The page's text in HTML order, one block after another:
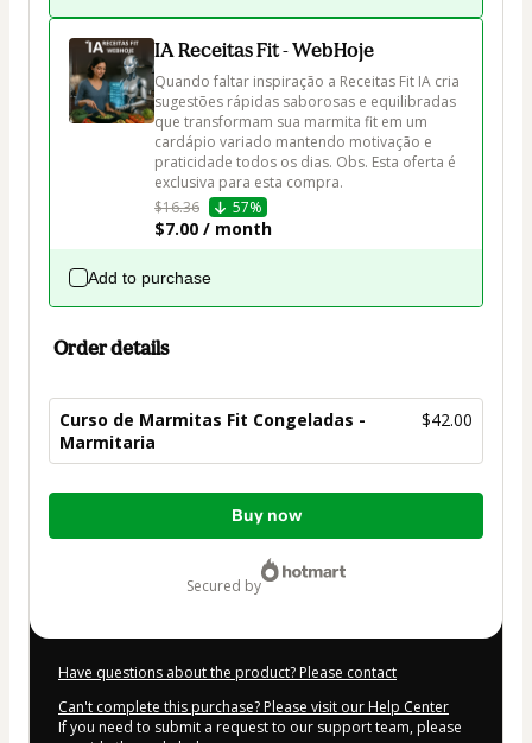
IA Receitas Fit - WebHoje
Quando faltar inspiração a Receitas Fit IA cria
sugestões rápidas saborosas e equilibradas
que transformam sua marmita fit em um
cardápio variado mantendo motivação e
praticidade todos os dias. Obs. Esta oferta é
exclusiva para esta compra.
$16.36
57%
$7.00 / month
Add to purchase
Order details
Curso de Marmitas Fit Congeladas -
Marmitaria
$42.00
Total
Buy now
secured by
Have questions about the product? Please contact
Can't complete this purchase? Please visit our Help Center
If you need to submit a request to our support team, please